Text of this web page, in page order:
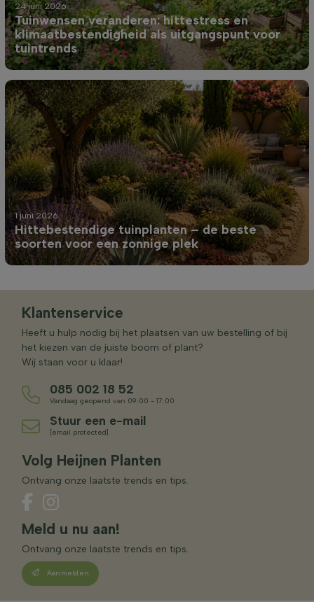
24 juni 2026
Tuinwensen veranderen: hittestress en
klimaatbestendigheid als uitgangspunt voor
tuintrends
1 juni 2026
Hittebestendige tuinplanten – de beste
soorten voor een zonnige plek
Klantenservice
Heeft u hulp nodig bij het plaatsen van uw bestelling of bij
het kiezen van de juiste boom of plant?
Wij staan voor u klaar!
085 002 18 52
Vandaag geopend van 09:00 - 17:00
Stuur een e-mail
[email protected]
Volg Heijnen Planten
Ontvang onze laatste trends en tips.
Meld u nu aan!
Ontvang onze laatste trends en tips.
Aanmelden